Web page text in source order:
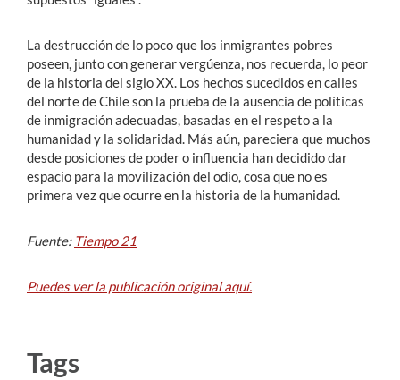
La destrucción de lo poco que los inmigrantes pobres
poseen, junto con generar vergúenza, nos recuerda, lo peor
de la historia del siglo XX. Los hechos sucedidos en calles
del norte de Chile son la prueba de la ausencia de políticas
de inmigración adecuadas, basadas en el respeto a la
humanidad y la solidaridad. Más aún, pareciera que muchos
desde posiciones de poder o influencia han decidido dar
espacio para la movilización del odio, cosa que no es
primera vez que ocurre en la historia de la humanidad.
Fuente: Tiempo 21
Puedes ver la publicación original aquí.
Tags